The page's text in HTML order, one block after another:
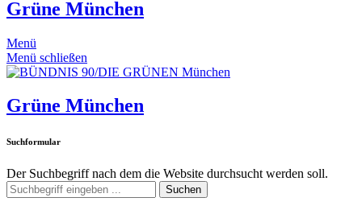
Grüne München
Menü
Menü schließen
Grüne München
Suchformular
Der Suchbegriff nach dem die Website durchsucht werden soll.
Suchen